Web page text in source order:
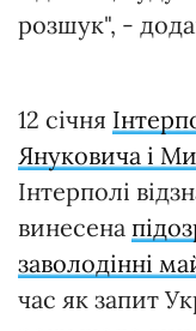
розшук", -
12 січня
Януковича і
Інтерполі
винесена
заволодінні
час як запит